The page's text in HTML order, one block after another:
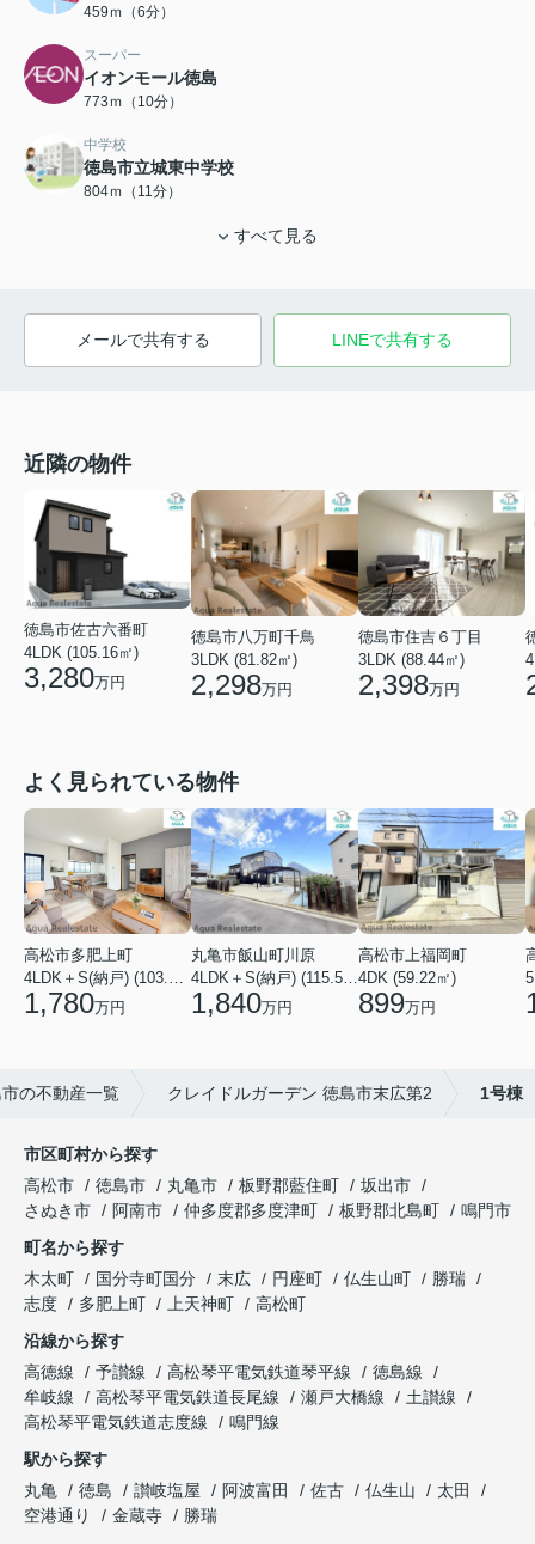
459ｍ（6分）
スーパー
イオンモール徳島
773ｍ（10分）
中学校
徳島市立城東中学校
804ｍ（11分）
すべて見る
メールで共有する LINEで共有する
近隣の物件
徳島市佐古六番町
4LDK (105.16㎡)
3,280万円
徳島市八万町千鳥
3LDK (81.82㎡)
2,298万円
徳島市住吉６丁目
3LDK (88.44㎡)
2,398万円
よく見られている物件
高松市多肥上町
4LDK＋S(納戸) (103.51㎡)
1,780万円
丸亀市飯山町川原
4LDK＋S(納戸) (115.52㎡)
1,840万円
高松市上福岡町
4DK (59.22㎡)
899万円
の不動産一覧 クレイドルガーデン 徳島市末広第2 1号棟
市区町村から探す
高松市
徳島市 丸亀市 板野郡藍住町
坂出市
さぬき市
阿南市 仲多度郡多度津町 板野郡北島町
鳴門市
町名から探す
木太町
国分寺町国分 末広 円座町 仏生山町
勝瑞
志度
多肥上町 上天神町
高松町
沿線から探す
高徳線
予讃線 高松琴平電気鉄道琴平線
徳島線
牟岐線
高松琴平電気鉄道長尾線 瀬戸大橋線
土讃線
高松琴平電気鉄道志度線
鳴門線
駅から探す
丸亀
徳島 讃岐塩屋 阿波富田 佐古 仏生山
太田
空港通り
金蔵寺 勝瑞